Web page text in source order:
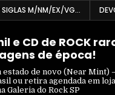
SIGLAS M/NM/EX/VG…
e CD de ROCK
de época!
estado de novo (Near Mint)
ou retira agendada em loja
Galeria do Rock SP